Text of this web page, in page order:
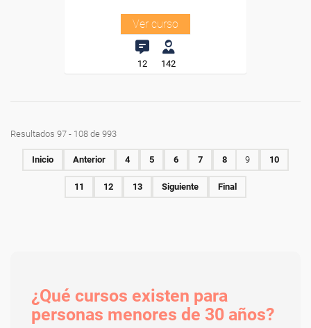
Ver curso
12 142
Resultados 97 - 108 de 993
Inicio Anterior 4 5 6 7 8 9 10
11 12 13 Siguiente Final
¿Qué cursos existen para
personas menores de 30 años?